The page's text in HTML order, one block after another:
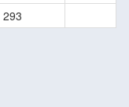
293